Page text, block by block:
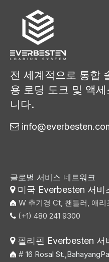
전 세계적으로 통합
용 로딩 도크 및 액
니다.

글로벌 서비스 네트워크
미국 Everbesten 서비
W 추기경 Ct, 챈들러, 애
 (+1) 480 241 9300
필리핀 Everbesten 서
# 16 Rosal